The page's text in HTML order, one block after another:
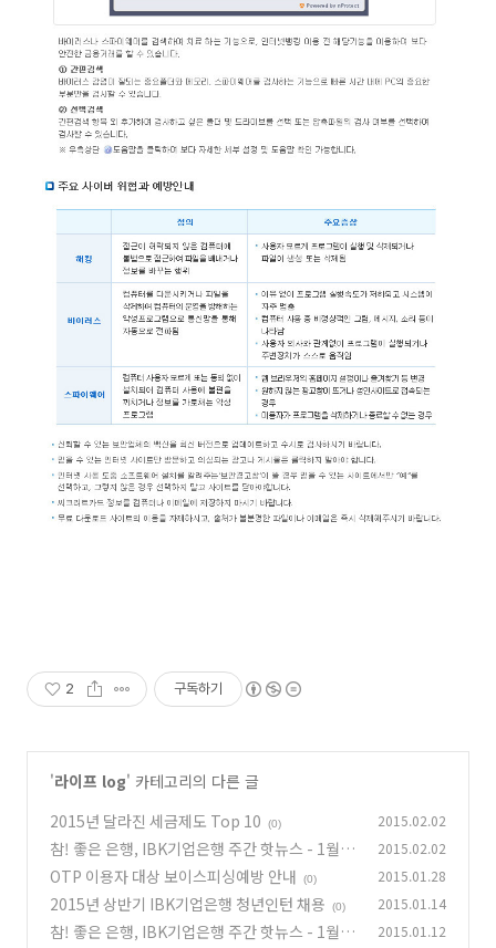
2 구독하기
'라이프 log' 카테고리의 다른 글
2015년 달라진 세금제도 Top 10
(0) 2015.02.02
참! 좋은 은행, IBK기업은행 주간 핫뉴스 - 1월 5
주
(0)
2015.02.02
OTP 이용자 대상 보이스피싱예방 안내 (0) 2015.01.28
2015년 상반기 IBK기업은행 청년인턴 채용 (0) 2015.01.14
참! 좋은 은행, IBK기업은행 주간 핫뉴스 - 1월 2
2015.01.12